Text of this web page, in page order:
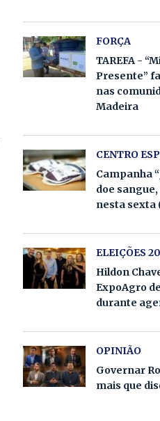
FORÇA
TAREFA -
Presente”
nas
Madeira
CENTRO
Campanha
doe
nesta sexta
ELEIÇÕES
Hildon
ExpoAgro
durante
OPINIÃO
Governar
mais que